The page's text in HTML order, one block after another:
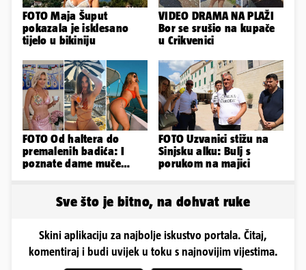
FOTO Maja Šuput
pokazala je isklesano
tijelo u bikiniju
VIDEO DRAMA NA PLAŽI
Bor se srušio na kupače
u Crikvenici
FOTO Od haltera do
premalenih badića: I
poznate dame muče
FOTO Uzvanici stižu na
Sinjsku alku: Bulj s
porukom na majici
Sve što je bitno, na dohvat ruke
Skini aplikaciju za najbolje iskustvo portala. Čitaj,
komentiraj i budi uvijek u toku s najnovijim vijestima.